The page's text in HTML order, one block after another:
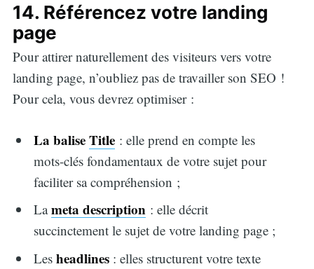
14. Référencez votre landing
page
Pour attirer naturellement des visiteurs vers votre
landing page, n’oubliez pas de travailler son SEO !
Pour cela, vous devrez optimiser :
La baliseTitle : elle prend en compte les
mots-clés fondamentaux de votre sujet pour
faciliter sa compréhension ;
Lameta description : elle décrit
succinctement le sujet de votre landing page ;
Lesheadlines : elles structurent votre texte